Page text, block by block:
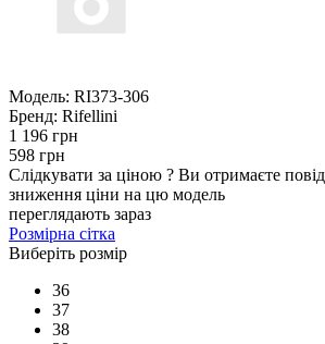
Модель: RI373-306
Бренд: Rifellini
1 196 грн
598 грн
Слідкувати за ціною ? Ви отримаєте
зниження ціни на цю модель
переглядають зараз
Розмірна сітка
Виберіть розмір
36
37
38